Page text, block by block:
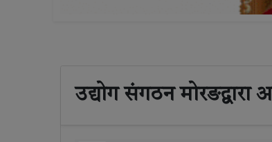
उद्योग संगठन मोरङद्वारा